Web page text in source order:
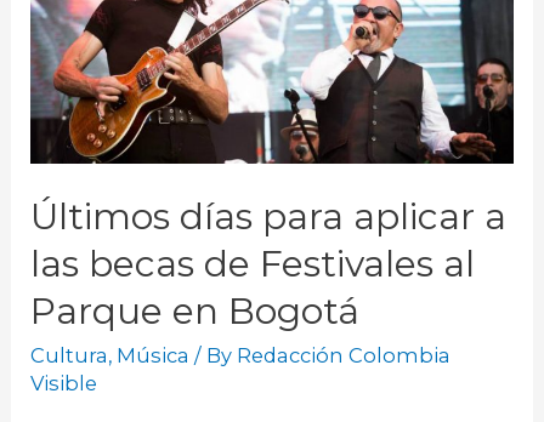
Últimos días para aplicar a
las becas de Festivales al
Parque en Bogotá
Cultura, Música / By Redacción Colombia
Visible